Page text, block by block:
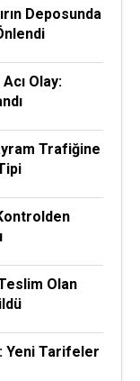
Deposunda
Olay:
Trafiğine
Olan
Yeni Tarifeler